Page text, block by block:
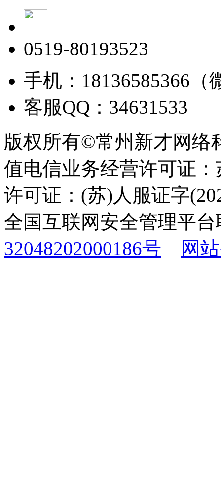
0519-80193523
手机：18136585366（
客服QQ：34631533
版权所有©常州新才网络
值电信业务经营许可证
许可证：(苏)人服证字
全国互联网安全管理平
32048202000186号
网